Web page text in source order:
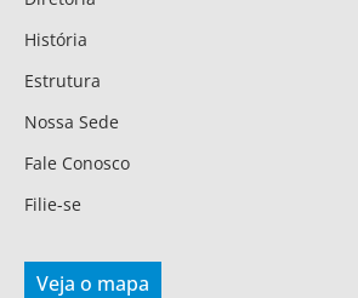
História
Estrutura
Nossa Sede
Fale Conosco
Filie-se
Veja o mapa